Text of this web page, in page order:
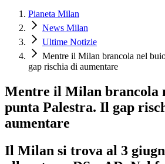
Pianeta Milan
News Milan
Ultime Notizie
Mentre il Milan brancola nel
gap rischia di aumentare
Mentre il Milan brancola
punta Palestra. Il gap
aumentare
Il Milan si trova al 3